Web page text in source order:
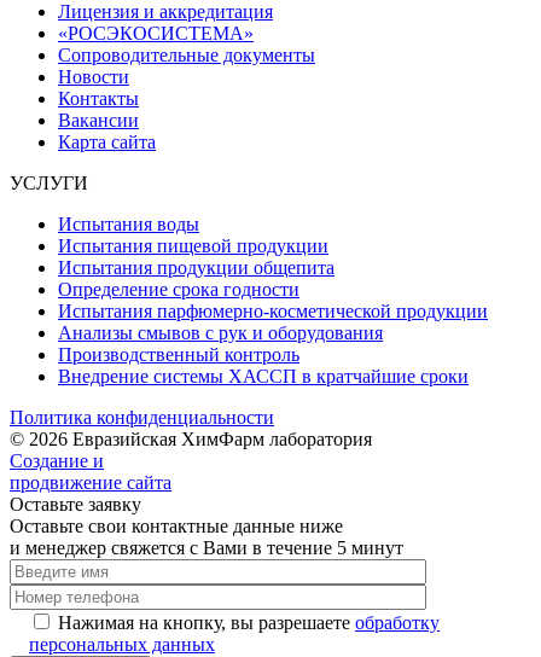
Лицензия и аккредитация
«РОСЭКОСИСТЕМА»
Сопроводительные документы
Новости
Контакты
Вакансии
Карта сайта
УСЛУГИ
Испытания воды
Испытания пищевой продукции
Испытания продукции общепита
Определение срока годности
Испытания парфюмерно-косметической продукции
Анализы смывов с рук и оборудования
Производственный контроль
Внедрение системы ХАССП в кратчайшие сроки
Политика конфиденциальности
© 2026 Евразийская ХимФарм лаборатория
Создание и
продвижение сайта
Оставьте заявку
Оставьте свои контактные данные ниже
и менеджер свяжется с Вами в течение 5 минут
Нажимая на кнопку, вы разрешаете обработку
персональных данных